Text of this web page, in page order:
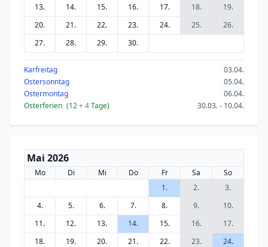
13.
14. 15. 16. 17. 18.
19.
20.
21. 22. 23. 24. 25.
26.
27.
28. 29. 30.
Karfreitag
03.04.
Ostersonntag
05.04.
Ostermontag
06.04.
Osterferien (12+ 4Tage) 30.03. - 10.04.
Mai 2026
Mo Di Mi Do Fr Sa
So
1.
2.
3.
4.
5. 6. 7. 8. 9.
10.
11.
12. 13. 14. 15. 16.
17.
18.
19. 20. 21. 22. 23.
24.